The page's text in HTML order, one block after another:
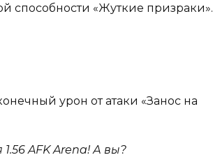
способности «Жуткие призраки».
урон от атаки «Занос на
AFK Arena! А вы?